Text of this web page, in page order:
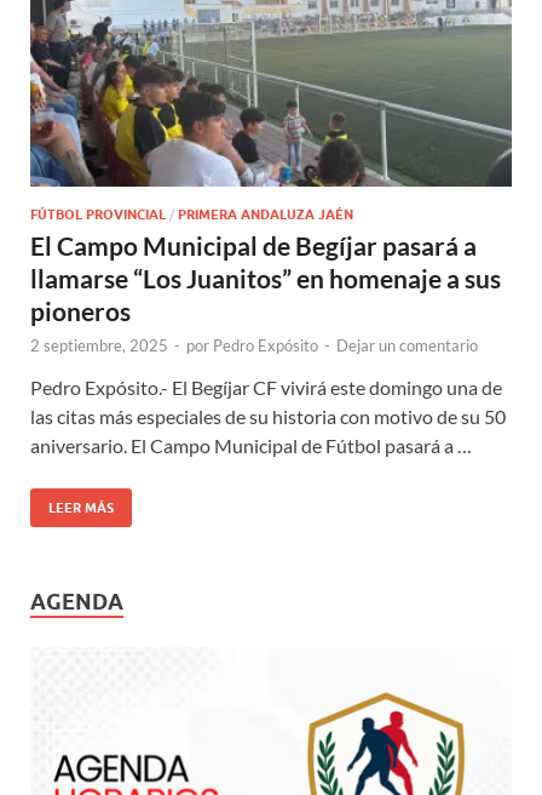
FÚTBOL PROVINCIAL / PRIMERA ANDALUZA JAÉN
El Campo Municipal de Begíjar pasará a
llamarse “Los Juanitos” en homenaje a sus
pioneros
2 septiembre, 2025 - por Pedro Expósito - Dejar un comentario
Pedro Expósito.- El Begíjar CF vivirá este domingo una de
las citas más especiales de su historia con motivo de su 50
aniversario. El Campo Municipal de Fútbol pasará a …
LEER MÁS
AGENDA